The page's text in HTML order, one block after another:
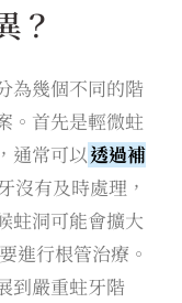
？
為幾個不同的階
。首先是輕微蛀
通常可以 透過補
沒有及時處理，
蛀洞可能會擴大
進行根管治療。
到嚴重蛀牙階